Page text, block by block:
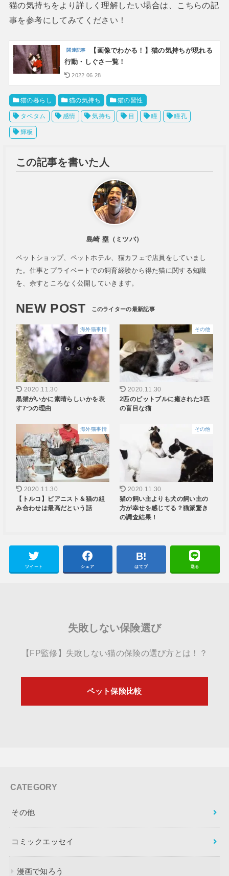
猫の気持ちをより詳しく理解したい場合は、こちらの記
事を参考にしてみてください！
【画像でわかる！】猫の気持ちが現れる
行動・しぐさ一覧！
2022.06.28
猫の暮らし 猫の気持ち 猫の習性
タペタム 感情 気持ち 目 瞳 瞳孔
輝板
この記事を書いた人
島崎 塁（ミツバ）
ペットショップ、ペットホテル、猫カフェで店員をしていまし
た。仕事とプライベートでの飼育経験から得た猫に関する知識
を、余すところなく公開していきます。
NEW POST
海外猫事情
2020.11.30
黒猫がいかに素晴らしいかを表
す7つの理由
その他
2020.11.30
2匹のピットブルに癒された3匹
の盲目な猫
海外猫事情
2020.11.30
【トルコ】ピアニスト＆猫の組
み合わせは最高だという話
その他
2020.11.30
猫の飼い主よりも犬の飼い主の
方が幸せを感じてる？猫派驚き
の調査結果！
ツイート シェア はてブ 送る
失敗しない保険選び
【FP監修】失敗しない猫の保険の選び方とは！？
ペット保険比較
CATEGORY
その他
コミックエッセイ
漫画で知ろう